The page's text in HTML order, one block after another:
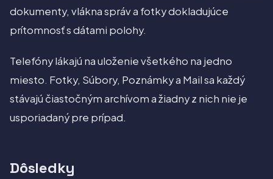
dokumenty, vlákna správ a fotky dokladujúce
prítomnosť s dátami polohy.
Telefóny lákajú na uloženie všetkého na jedno
miesto. Fotky, Súbory, Poznámky a Mail sa každý
stávajú čiastočným archívom a žiadny z nich nie je
usporiadaný pre prípad.
Dôsledky